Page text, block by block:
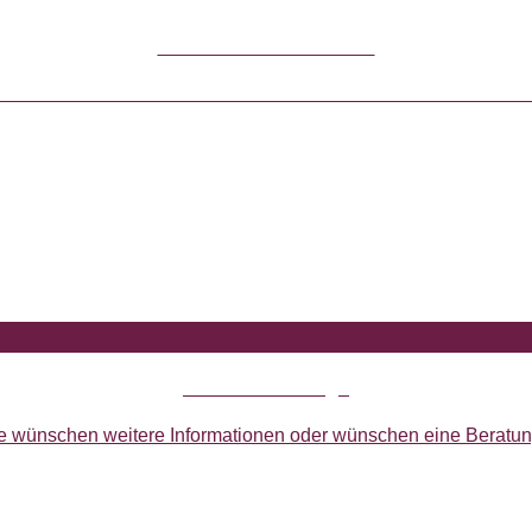
wünschen weitere Informationen oder wünschen eine